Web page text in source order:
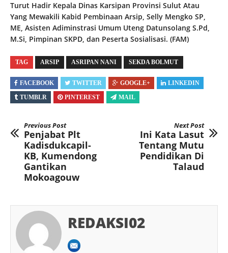
Turut Hadir Kepala Dinas Karsipan Provinsi Sulut Atau
Yang Mewakili Kabid Pembinaan Arsip, Selly Mengko SP,
ME, Asisten Adiminstrasi Umum Uteng Datunsolang S.Pd,
M.Si, Pimpinan SKPD, dan Peserta Sosialisasi. (FAM)
TAG ARSIP ASRIPAN NANI SEKDA BOLMUT
FACEBOOK TWITTER GOOGLE+
LINKEDIN
TUMBLR
PINTEREST MAIL
Previous Post
Penjabat Plt
Kadisdukcapil-
KB, Kumendong
Gantikan
Mokoagouw
Next Post
Ini Kata Lasut
Tentang Mutu
Pendidikan Di
Talaud
REDAKSI02